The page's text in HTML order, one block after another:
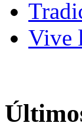
Vive